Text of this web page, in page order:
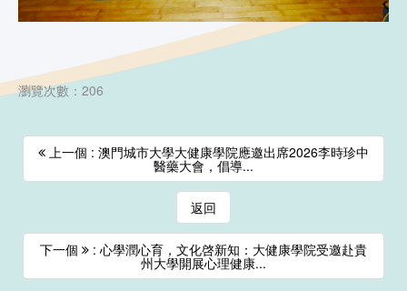
瀏覽次數：206
上一個 : 澳門城市大學大健康學院應邀出席2026李時珍中
醫藥大會，倡導...
返回
下一個 : 心學潤心育，文化啓新知：大健康學院受邀赴貴
州大學開展心理健康...